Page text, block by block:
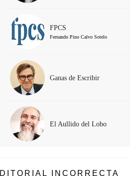
FPCS
Fernando Pino Calvo Sotelo
Ganas de Escribir
El Aullido del Lobo
INCORRECTA